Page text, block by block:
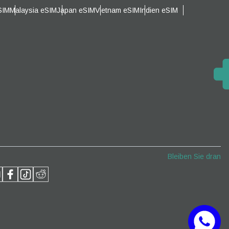
Malaysia eSIMJapan eSIMVietnam eSIMIndien eSIM
Bleiben Sie dran